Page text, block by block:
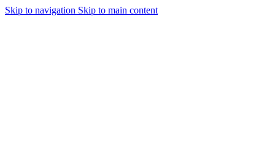
Skip to navigation Skip to main content